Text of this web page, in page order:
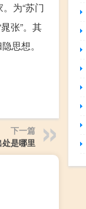
为“苏门
张”。其
思想。
下一篇
处是哪里